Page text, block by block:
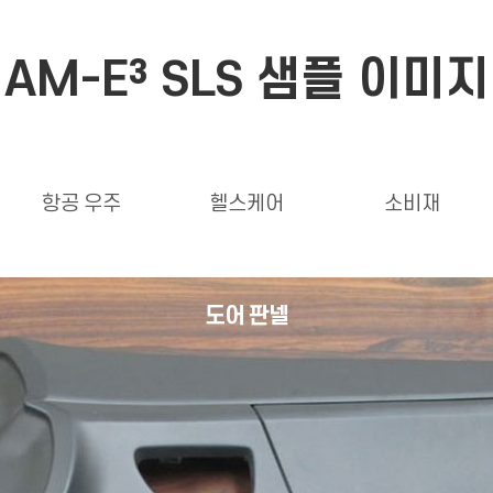
AM-E³ SLS 샘플 이미지
항공 우주 헬스케어 소비재
도어 판넬